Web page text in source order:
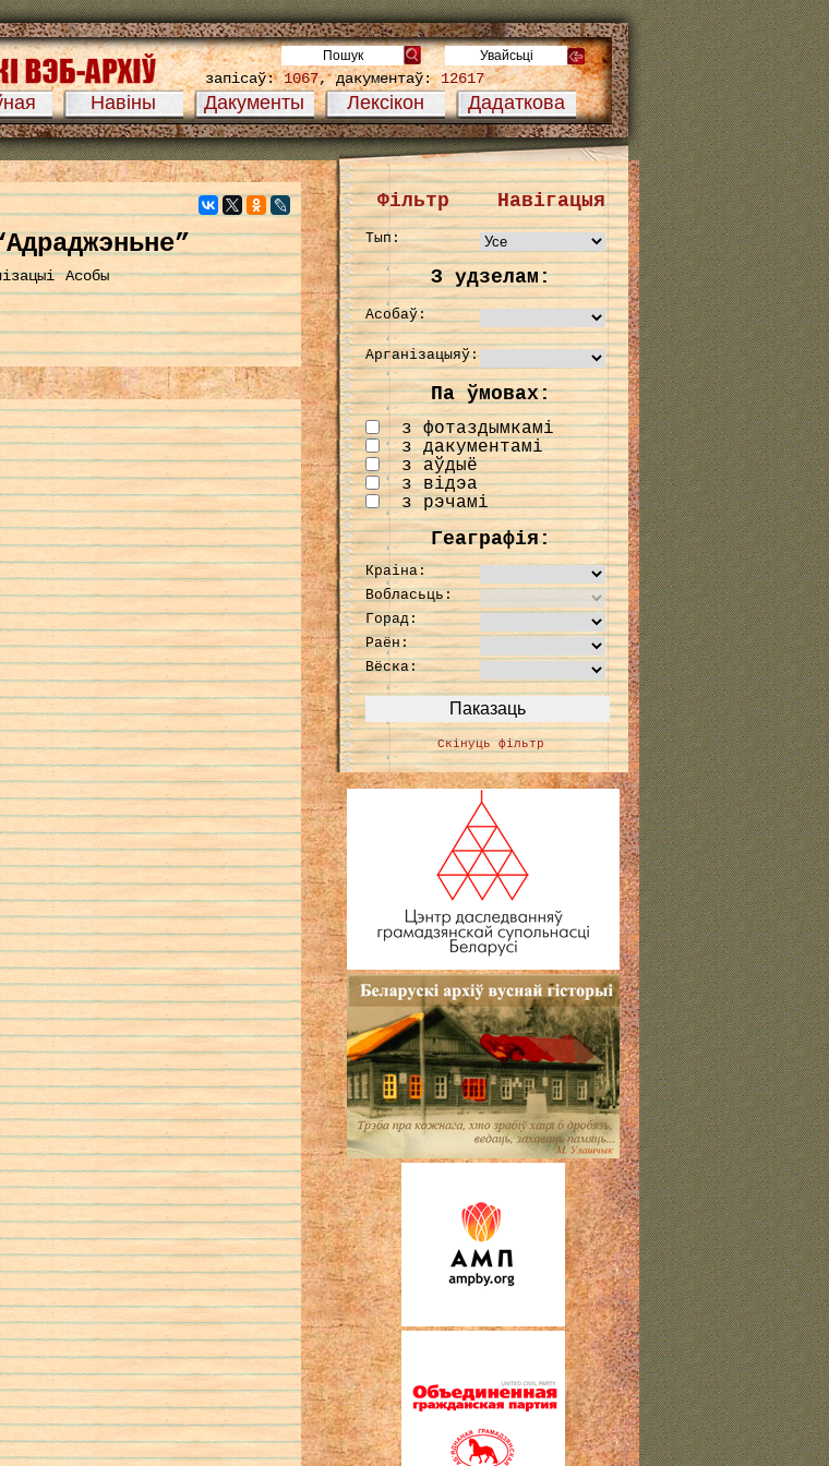
Навіны Дакументы Лексікон Дадаткова
запісаў:1067, дакументаў:12617
Асобы
Фільтр Навігацыя
Тып:
З удзелам:
Асобаў:
Арганізацыяў:
Па ўмовах:
з фотаздымкамі
з дакументамі
з аўдыё
з відэа
з рэчамі
Геаграфія:
Краіна:
Вобласьць:
Горад:
Раён:
Вёска:
Скінуць фільтр